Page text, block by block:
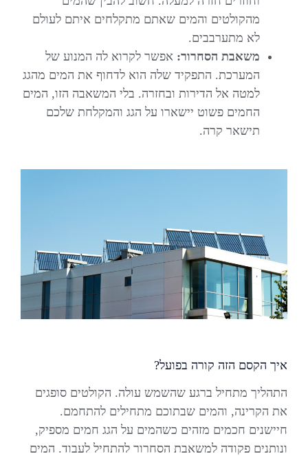
מהקולטים והמים שאתם מתקלחים איתם לעולם
לא מתערבבים.
משאבת הסחרור: אפשר לקרוא לה המנוע של
המערכת. התפקיד שלה הוא לדחוף את המים מהגג
למטה אל הדירות ובחזרה. בלי המשאבה הזו, המים
החמים פשוט יישארו על הגג והמקלחת שלכם
תישאר קרה.
איך הקסם הזה קורה בפועל?
התהליך מתחיל ברגע שהשמש עולה. הקולטים סופגים
את הקרינה, והמים שבתוכם מתחילים להתחמם.
חיישנים חכמים מזהים כשהמים על הגג חמים מספיק,
ונותנים פקודה למשאבת הסחרור להתחיל לעבוד. המים